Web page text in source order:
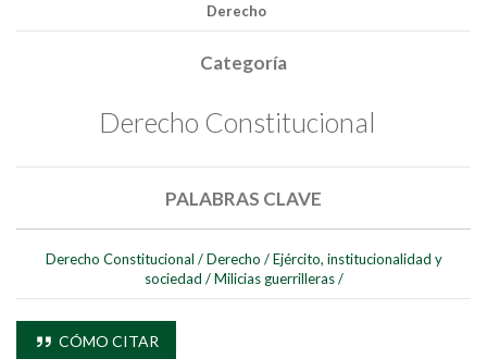
Derecho
Categoría
Derecho Constitucional
PALABRAS CLAVE
Derecho Constitucional / Derecho / Ejército, institucionalidad y
sociedad / Milicias guerrilleras /
CÓMO CITAR